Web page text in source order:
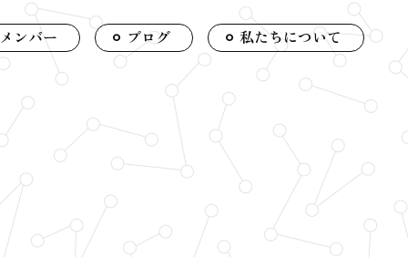
メンバー ブログ 私たちについて